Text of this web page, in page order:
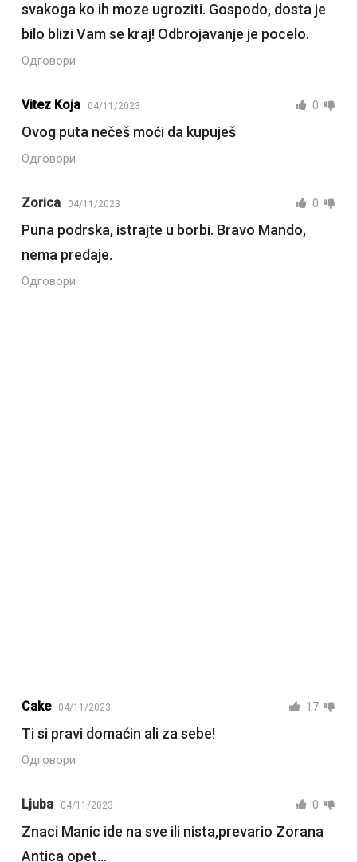
svakoga ko ih moze ugroziti. Gospodo, dosta je
bilo blizi Vam se kraj! Odbrojavanje je pocelo.
Одговори
Vitez Koja 04/11/2023 0
Ovog puta nečeš moći da kupuješ
Одговори
Zorica 04/11/2023 0
Puna podrska, istrajte u borbi. Bravo Mando,
nema predaje.
Одговори
Cake 04/11/2023 17
Ti si pravi domaćin ali za sebe!
Одговори
Ljuba 04/11/2023 0
Znaci Manic ide na sve ili nista,prevario Zorana
Antica opet…